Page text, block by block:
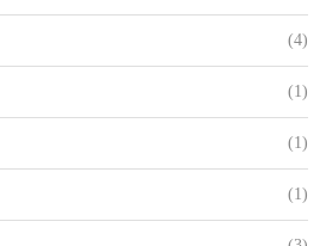
(4)
(1)
(1)
(1)